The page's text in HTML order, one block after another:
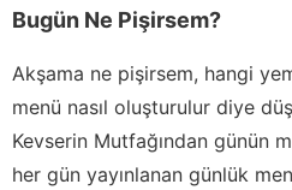
Bugün Ne Pişirsem?
Akşama ne pişirsem, hangi
menü nasıl oluşturulur diye
Kevserin Mutfağından günün
her gün yayınlanan günlük